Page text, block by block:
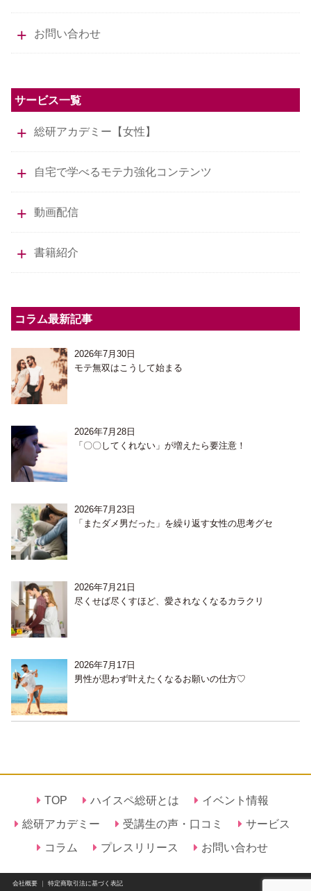
お問い合わせ
サービス一覧
総研アカデミー【女性】
自宅で学べるモテ力強化コンテンツ
動画配信
書籍紹介
コラム最新記事
2026年7月30日
モテ無双はこうして始まる
2026年7月28日
「〇〇してくれない」が増えたら要注意！
2026年7月23日
「またダメ男だった」を繰り返す女性の思考グセ
2026年7月21日
尽くせば尽くすほど、愛されなくなるカラクリ
2026年7月17日
男性が思わず叶えたくなるお願いの仕方♡
TOP ハイスペ総研とは
イベント情報
総研アカデミー
受講生の声・口コミ
サービス
コラム
プレスリリース お問い合わせ
会社概要｜ 特定商取引法に基づく表記